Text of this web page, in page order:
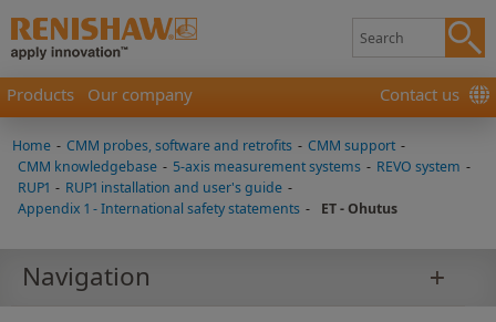
Products Our company Contact us
Home - CMM probes, software and retrofits - CMM support -
CMM knowledgebase - 5-axis measurement systems - REVO system -
RUP1 - RUP1 installation and user's guide -
Appendix 1 - International safety statements - ET - Ohutus
Navigation